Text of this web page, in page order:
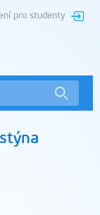
pro studenty